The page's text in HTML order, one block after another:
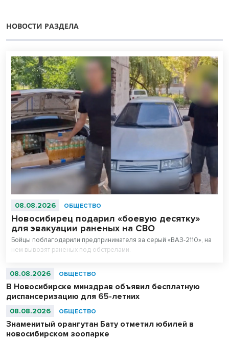
НОВОСТИ РАЗДЕЛА
08.08.2026 ОБЩЕСТВО
Новосибирец подарил «боевую десятку»
для эвакуации раненых на СВО
Бойцы поблагодарили предпринимателя за серый «ВАЗ-2110», на
нем вывозят раненых под обстрелами.
08.08.2026 ОБЩЕСТВО
В Новосибирске минздрав объявил бесплатную
диспансеризацию для 65-летних
08.08.2026 ОБЩЕСТВО
Знаменитый орангутан Бату отметил юбилей в
новосибирском зоопарке